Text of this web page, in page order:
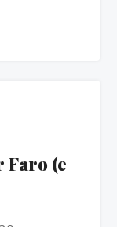
Faro (e